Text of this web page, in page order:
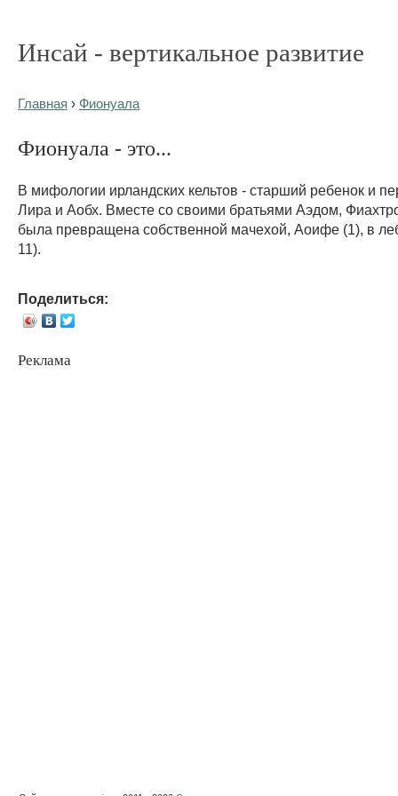
Инсай - вертикальное развитие
Главная › Фионуала
Фионуала - это...
В мифологии ирландских кельтов - старший ребенок и
Лира и Аобх. Вместе со своими братьями Аэдом,
была превращена собственной мачехой, Аоифе (1), в
11).
Поделиться:
Реклама